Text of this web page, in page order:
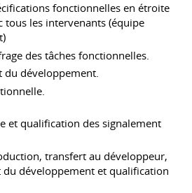
fonctionnelles en étroite
tous les intervenants (équipe
des tâches fonctionnelles.
du développement.
et qualification des signalement
transfert au développeur,
du développement et qualification